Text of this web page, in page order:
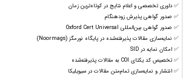
✅ داوری تخصصی و اعلام نتایج در کوتاه‌ترین زمان
✅ صدور گواهی پذیرش زودهنگام
✅ صدور گواهی بین‌المللی Oxford Cert Universal
✅ نمایه‌سازی مقالات پذیرفته‌شده در پایگاه نورمگز (Noormags)
✅ امکان نمایه در SID
✅ تخصیص کد یکتای COI به مقالات پذیرفته‌شده
✅ انتشار و نمایه‌سازی تمام‌متن مقالات در سیویلیکا